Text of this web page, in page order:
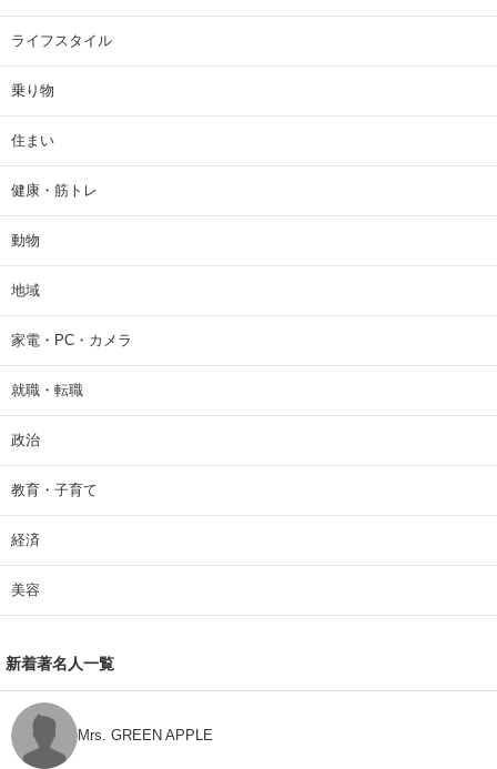
ライフスタイル
乗り物
住まい
健康・筋トレ
動物
地域
家電・PC・カメラ
就職・転職
政治
教育・子育て
経済
美容
新着著名人一覧
Mrs. GREEN APPLE